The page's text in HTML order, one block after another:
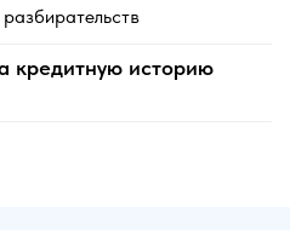
кредитную историю